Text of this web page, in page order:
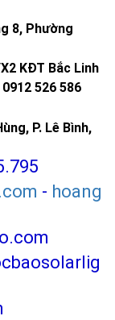
8, Phường
KĐT Bắc Linh
526 586
P. Lê Bình,
- hoang